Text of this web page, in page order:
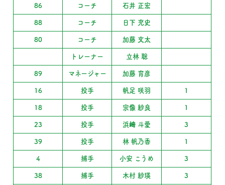
86 コーチ 石井 正宏
88 コーチ 日下 充史
80 コーチ 加藤 文太
トレーナー 立林 聡
89 マネージャー 加藤 育彦
16 投手 帆足 咲羽 1
18 投手 宗像 紗良 1
23 投手 浜﨑 斗愛 3
39 投手 林 帆乃香 1
4 捕手 小安 こうめ 3
38 捕手 木村 紗瑛 3